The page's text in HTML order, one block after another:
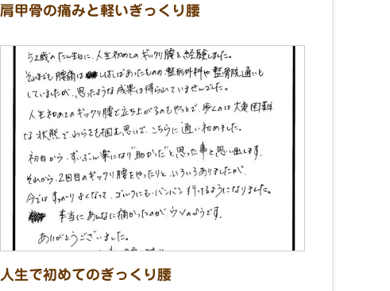
肩甲骨の痛みと軽いぎっくり腰
人生で初めてのぎっくり腰